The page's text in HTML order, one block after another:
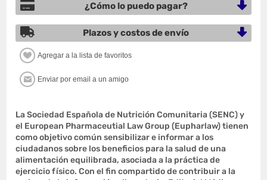
¿Cómo lo puedo pagar?
Plazos y costos de envío
La Sociedad Española de Nutrición Comunitaria (SENC) y
el European Pharmaceutial Law Group (Eupharlaw) tienen
como objetivo común sensibilizar e informar a los
ciudadanos sobre los beneficios para la salud de una
alimentación equilibrada, asociada a la práctica de
ejercicio físico. Con el fin compartido de contribuir a la